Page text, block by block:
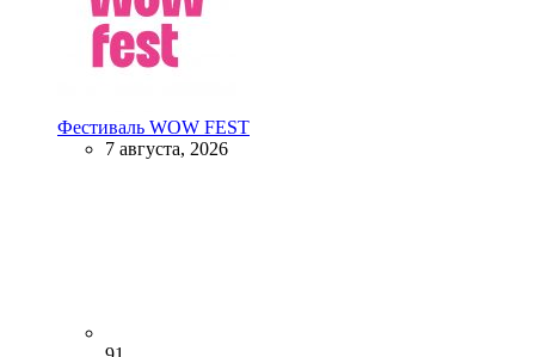
Фестиваль WOW FEST
7 августа, 2026